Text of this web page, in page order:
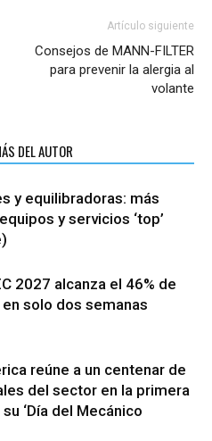
Artículo siguiente
Consejos de MANN-FILTER
para prevenir la alergia al
volante
DEL AUTOR
y equilibradoras: más
y servicios ‘top’
2027 alcanza el 46% de
solo dos semanas
reúne a un centenar de
del sector en la primera
‘Día del Mecánico